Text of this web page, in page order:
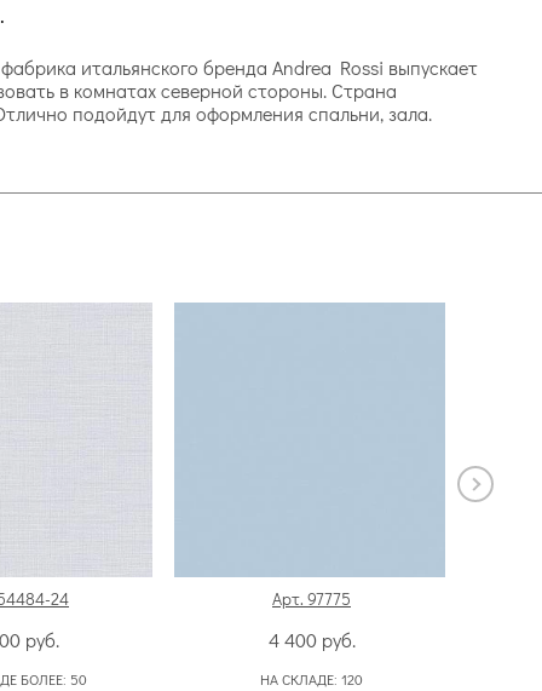
итальянского бренда Andrea Rossi выпускает
в комнатах северной стороны. Страна
подойдут для оформления спальни, зала.
24
руб.
БОЛЕЕ: 50
Арт. 97775
4 400 руб.
НА СКЛАДЕ: 120